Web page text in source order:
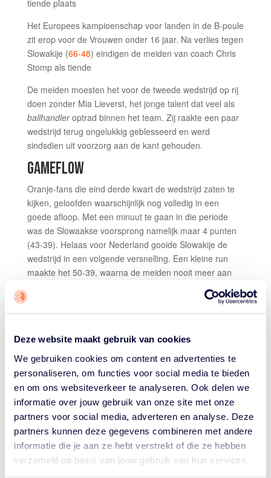
Deze website maakt gebruik van cookies
We gebruiken cookies om content en advertenties te
personaliseren, om functies voor social media te bieden
en om ons websiteverkeer te analyseren. Ook delen we
informatie over jouw gebruik van onze site met onze
partners voor social media, adverteren en analyse. Deze
partners kunnen deze gegevens combineren met andere
informatie die je aan ze hebt verstrekt of die ze hebben
verzameld op basis van jouw gebruik van hun services.
Het Europees kampioenschap voor landen in de B-poule
zit erop voor de Vrouwen onder 16 jaar. Na verlies tegen
Slowakije (66-48) eindigen de meiden van coach Chris
Stomp als tiende
De meiden moesten het voor de tweede wedstrijd op rij
doen zonder Mia Lieverst, het jonge talent dat veel als
ballhandleroptrad binnen het team. Zij raakte een paar
wedstrijd terug ongelukkig geblesseerd en werd
sindsdien uit voorzorg aan de kant gehouden.
GAMEFLOW
Oranje-fans die eind derde kwart de wedstrijd zaten te
kijken, geloofden waarschijnlijk nog volledig in een
goede afloop. Met een minuut te gaan in die periode
was de Slowaakse voorsprong namelijk maar 4 punten
(43-39). Helaas voor Nederland gooide Slowakije de
wedstrijd in een volgende versnelling. Een kleine run
maakte het 50-39, waarna de meiden nooit meer aan
STATS DON'T LIE
wedstrijd nipt. Het team had méér assists, steals en
blocks, minder turnovers en fouten. Maar de rebounds
sprongen uit de statistieken: 54-33 voor Slowakije, met
maar liefst 22 aanvallende rebounds. De Slowaken
hadden daardoor veel meersecond chance points(20-
6) en ook depoints in the paintvielen uit in Oost-
Europees voordeel: 32-22.
TOPSCORERS